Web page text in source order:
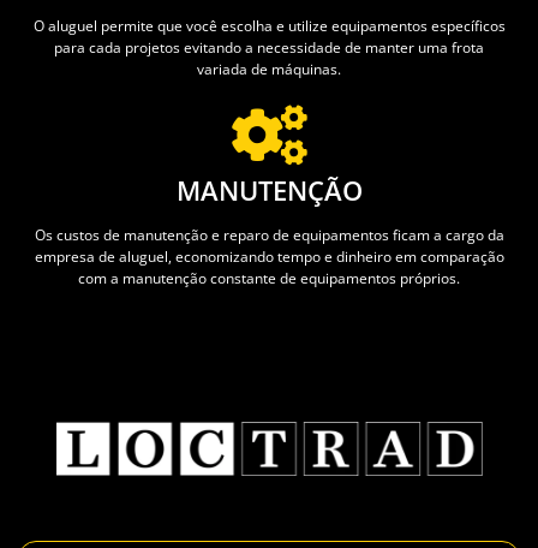
O aluguel permite que você escolha e utilize equipamentos específicos
para cada projetos evitando a necessidade de manter uma frota
variada de máquinas.
MANUTENÇÃO
Os custos de manutenção e reparo de equipamentos ficam a cargo da
empresa de aluguel, economizando tempo e dinheiro em comparação
com a manutenção constante de equipamentos próprios.